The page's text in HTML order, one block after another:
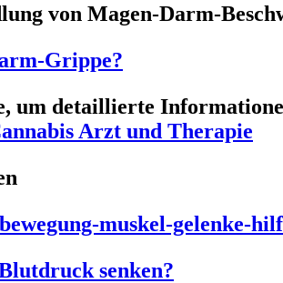
von Magen-Darm-
Grippe?
um detaillierte
Arzt und Therapie
senken?